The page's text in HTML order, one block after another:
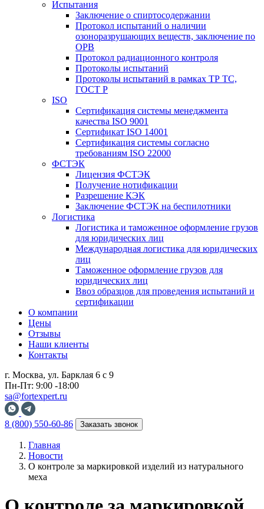
Испытания
Заключение о спиртосодержании
Протокол испытаний о наличии
озоноразрушающих веществ, заключение по
ОРВ
Протокол радиационного контроля
Протоколы испытаний
Протоколы испытаний в рамках ТР ТС,
ГОСТ Р
ISO
Сертификация системы менеджмента
качества ISO 9001
Сертификат ISO 14001
Сертификация системы согласно
требованиям ISO 22000
ФСТЭК
Лицензия ФСТЭК
Получение нотификации
Разрешение КЭК
Заключение ФСТЭК на беспилотники
Логистика
Логистика и таможенное оформление грузов
для юридических лиц
Международная логистика для юридических
лиц
Таможенное оформление грузов для
юридических лиц
Ввоз образцов для проведения испытаний и
сертификации
О компании
Цены
Отзывы
Наши клиенты
Контакты
г. Москва, ул. Барклая 6 с 9
Пн-Пт: 9:00 -18:00
sa@fortexpert.ru
8 (800) 550-60-86 Заказать звонок
Главная
Новости
О контроле за маркировкой изделий из натурального
меха